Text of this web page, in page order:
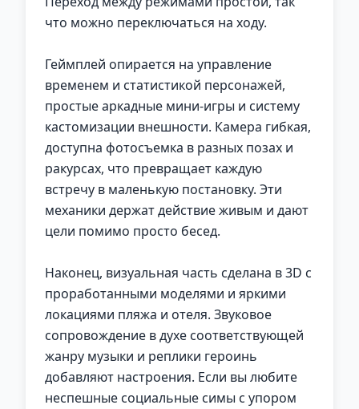
что можно переключаться на ходу.
Геймплей опирается на управление
временем и статистикой персонажей,
простые аркадные мини-игры и систему
кастомизации внешности. Камера гибкая,
доступна фотосъемка в разных позах и
ракурсах, что превращает каждую
встречу в маленькую постановку. Эти
механики держат действие живым и дают
цели помимо просто бесед.
Наконец, визуальная часть сделана в 3D с
проработанными моделями и яркими
локациями пляжа и отеля. Звуковое
сопровождение в духе соответствующей
жанру музыки и реплики героинь
добавляют настроения. Если вы любите
неспешные социальные симы с упором